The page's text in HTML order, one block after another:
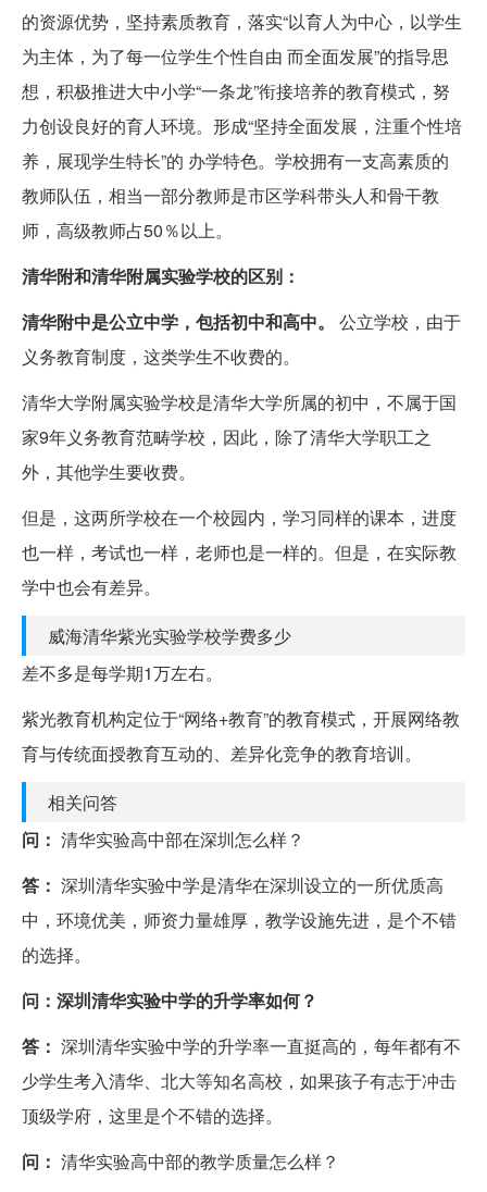
的资源优势，坚持素质教育，落实“以育人为中心，以学生
为主体，为了每一位学生个性自由 而全面发展”的指导思
想，积极推进大中小学“一条龙”衔接培养的教育模式，努
力创设良好的育人环境。形成“坚持全面发展，注重个性培
养，展现学生特长”的 办学特色。学校拥有一支高素质的
教师队伍，相当一部分教师是市区学科带头人和骨干教
师，高级教师占50％以上。
清华附和清华附属实验学校的区别：
清华附中是公立中学，包括初中和高中。
公立学校，由于
义务教育制度，这类学生不收费的。
清华大学附属实验学校是清华大学所属的初中，不属于国
家9年义务教育范畴学校，因此，除了清华大学职工之
外，其他学生要收费。
但是，这两所学校在一个校园内，学习同样的课本，进度
也一样，考试也一样，老师也是一样的。但是，在实际教
学中也会有差异。
威海清华紫光实验学校学费多少
差不多是每学期1万左右。
紫光教育机构定位于“网络+教育”的教育模式，开展网络教
育与传统面授教育互动的、差异化竞争的教育培训。
相关问答
问： 清华实验高中部在深圳怎么样？
答： 深圳清华实验中学是清华在深圳设立的一所优质高
中，环境优美，师资力量雄厚，教学设施先进，是个不错
的选择。
问： 深圳清华实验中学的升学率如何？
答： 深圳清华实验中学的升学率一直挺高的，每年都有不
少学生考入清华、北大等知名高校，如果孩子有志于冲击
顶级学府，这里是个不错的选择。
问： 清华实验高中部的教学质量怎么样？